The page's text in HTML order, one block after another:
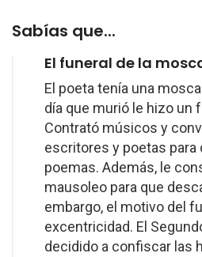
Sabías que...
El funeral de la
El poeta tenía una
día que murió le hizo un
Contrató músicos y
escritores y poetas para
poemas. Además, le
mausoleo para que
embargo, el motivo del
excentricidad. El
decidido a confiscar las